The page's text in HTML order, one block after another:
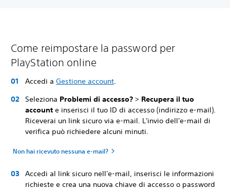
Come reimpostare la password per
PlayStation online
Accedi a Gestione account.
Seleziona Problemi di accesso? > Recupera il tuo
account e inserisci il tuo ID di accesso (indirizzo e-mail).
Riceverai un link sicuro via e-mail. L'invio dell'e-mail di
verifica può richiedere alcuni minuti.
Non hai ricevuto nessuna e-mail?
Accedi al link sicuro nell'e-mail, inserisci le informazioni
richieste e crea una nuova chiave di accesso o password